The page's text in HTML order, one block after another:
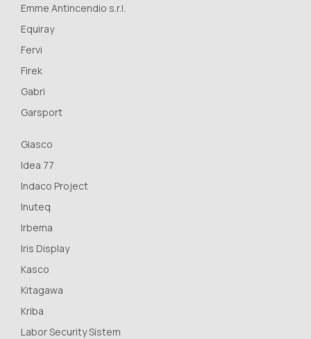
Emme Antincendio s.r.l.
Equiray
Fervi
Firek
Gabri
Garsport
Giasco
Idea 77
Indaco Project
Inuteq
Irbema
Iris Display
Kasco
Kitagawa
Kriba
Labor Security Sistem